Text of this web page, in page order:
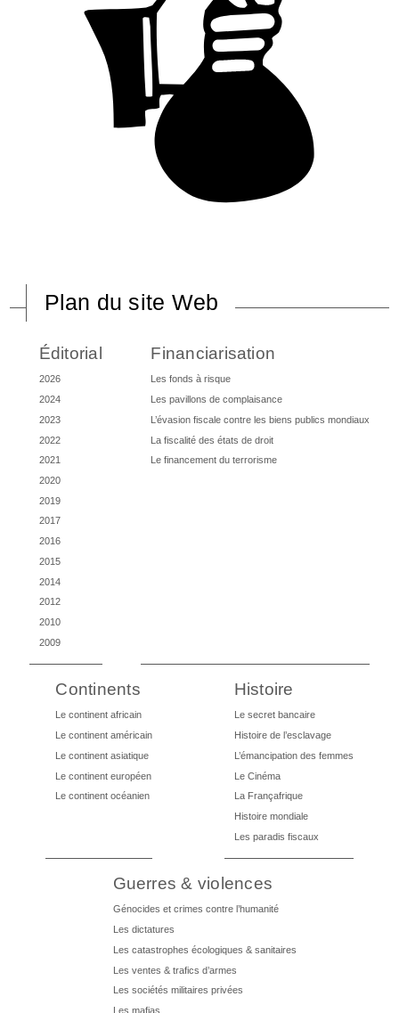
Plan du site Web
Éditorial
2026
2024
2023
2022
2021
2020
2019
2017
2016
2015
2014
2012
2010
2009
Financiarisation
Les fonds à risque
Les pavillons de complaisance
L’évasion fiscale contre les biens publics mondiaux
La fiscalité des états de droit
Le financement du terrorisme
Continents
Le continent africain
Le continent américain
Le continent asiatique
Le continent européen
Le continent océanien
Histoire
Le secret bancaire
Histoire de l’esclavage
L’émancipation des femmes
Le Cinéma
La Françafrique
Histoire mondiale
Les paradis fiscaux
Guerres & violences
Génocides et crimes contre l’humanité
Les dictatures
Les catastrophes écologiques & sanitaires
Les ventes & trafics d’armes
Les sociétés militaires privées
Les mafias